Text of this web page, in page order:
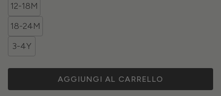
12-18M
18-24M
3-4Y
AGGIUNGI AL CARRELLO